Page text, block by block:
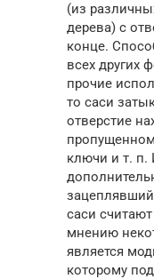
(из
дерева) с
конце.
всех других
прочие
то саси
отверстие
ключи и т. п.
саси
мнению
является
которому